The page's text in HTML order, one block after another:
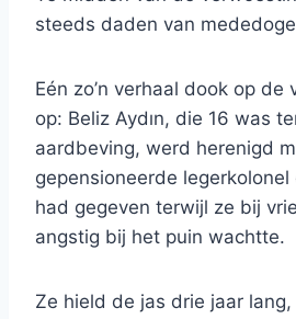
steeds daden van
Eén zo’n verhaal dook op de
op: Beliz Aydın, die 16 was
aardbeving, werd herenigd
gepensioneerde
had gegeven terwijl ze bij
angstig bij het puin wachtte.
Ze hield de jas drie jaar